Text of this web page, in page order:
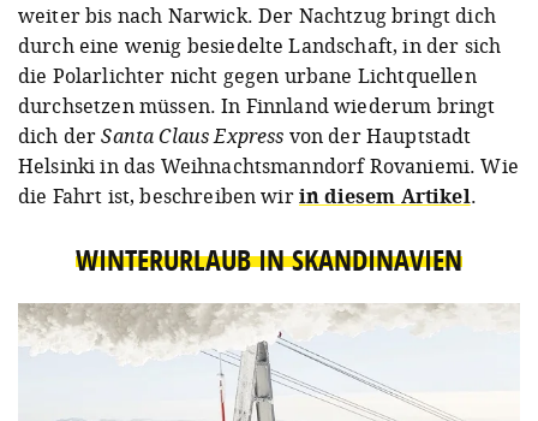
weiter bis nach Narwick. Der Nachtzug bringt dich
durch eine wenig besiedelte Landschaft, in der sich
die Polarlichter nicht gegen urbane Lichtquellen
durchsetzen müssen. In Finnland wiederum bringt
dich derSanta Claus Express von der Hauptstadt
Helsinki in das Weihnachtsmanndorf Rovaniemi. Wie
die Fahrt ist, beschreiben wirin diesem Artikel.
WINTERURLAUB IN SKANDINAVIEN